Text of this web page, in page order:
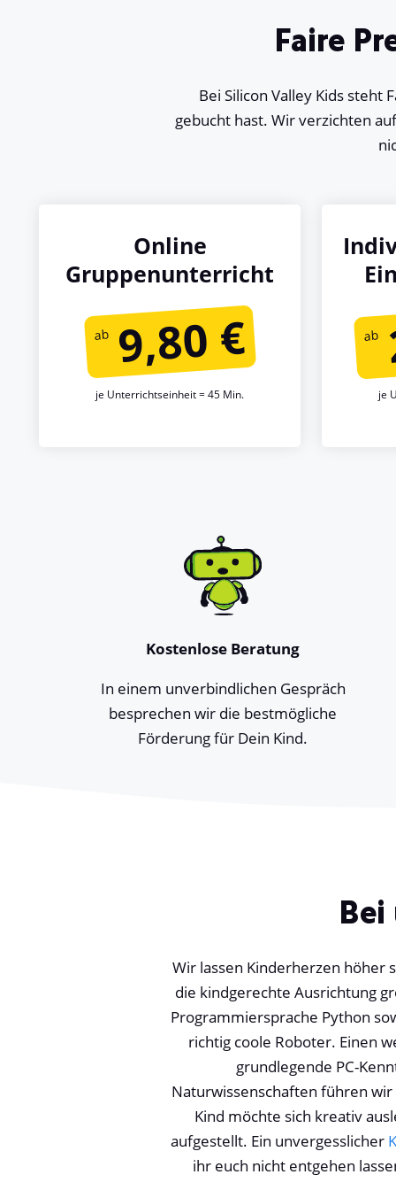
Faire
Bei Silicon Valley Kids
gebucht hast. Wir verzichten
Online
Gruppenunterricht
9,80 €
je Unterrichtseinheit = 45 Min. je
Kostenlose Beratung
In einem unverbindlichen Gespräch
besprechen wir die bestmögliche
Förderung für Dein Kind.
Bei
Wir lassen Kinderherzen höher
die kindgerechte Ausrichtung
Programmiersprache Python
richtig coole Roboter. Einen
grundlegende PC-
Naturwissenschaften führen
Kind möchte sich kreativ
aufgestellt. Ein unvergesslicher
ihr euch nicht entgehen